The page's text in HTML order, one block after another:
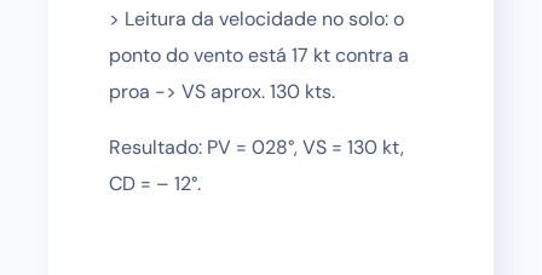
> Leitura da velocidade no solo: o
ponto do vento está 17 kt contra a
proa -> VS aprox. 130 kts.
Resultado: PV = 028°, VS = 130 kt,
CD = – 12°.